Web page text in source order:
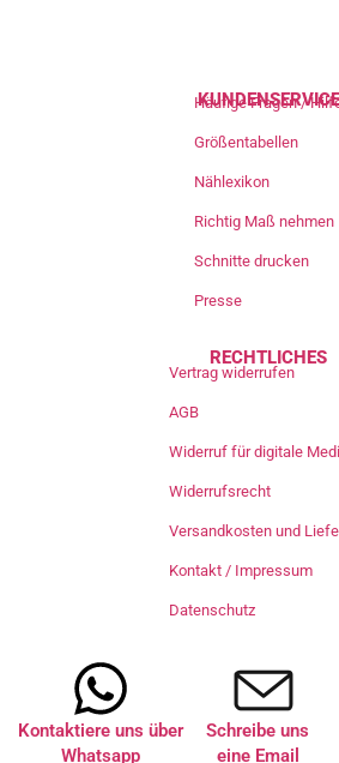
KUNDENSERVICE
Häufige Fragen /
Größentabellen
Nählexikon
Richtig Maß nehmen
Schnitte drucken
Presse
RECHTLICHES
Vertrag widerrufen
AGB
Widerruf für digitale
Widerrufsrecht
Versandkosten und
Kontakt / Impressum
Datenschutz
Kontaktiere uns über
Whatsapp
Schreibe uns
eine Email